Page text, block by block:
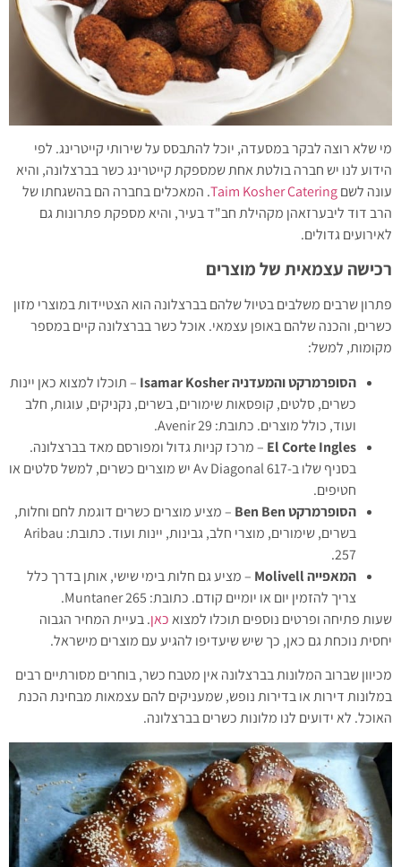
מי שלא רוצה לבקר במסעדה, יוכל להתבסס על שירותי קייטרינג. לפי
הידוע לנו יש חברה בולטת אחת שמספקת קייטרינג כשר בברצלונה, והיא
עונה לשםTaim Kosher Catering. המאכלים בחברה הם בהשגחתו של
הרב דוד ליבערזאהן מקהילת חב"ד בעיר, והיא מספקת פתרונות גם
לאירועים גדולים.
רכישה עצמאית של מוצרים
פתרון שרבים משלבים בטיול שלהם בברצלונה הוא הצטיידות במוצרי מזון
כשרים, והכנה שלהם באופן עצמאי. אוכל כשר בברצלונה קיים במספר
מקומות, למשל:
הסופרמרקט והמעדניה Isamar Kosher
– תוכלו למצוא כאן יינות
כשרים, סלטים, קופסאות שימורים, בשרים, נקניקים, עוגות, חלב
ועוד, כולל מוצרים. כתובת: Avenir 29.
El Corte Ingles – מרכז קניות גדול ומפורסם מאד בברצלונה.
בסניף שלו ב-Av Diagonal 617 יש מוצרים כשרים, למשל סלטים או
חטיפים.
הסופרמרקט Ben Ben
– מציע מוצרים כשרים דוגמת לחם וחלות,
בשרים, שימורים, מוצרי חלב, גבינות, יינות ועוד. כתובת: Aribau
257.
המאפייה Molivell
– מציע גם חלות בימי שישי, אותן בדרך כלל
צריך להזמין יום או יומיים קודם. כתובת: Muntaner 265.
שעות פתיחה ופרטים נוספים תוכלו למצואכאן. בעיית המחיר הגבוה
יחסית נוכחת גם כאן, כך שיש שיעדיפו להגיע עם מוצרים מישראל.
מכיוון שברוב המלונות בברצלונה אין מטבח כשר, בוחרים מסורתיים רבים
במלונות דירות או בדירות נופש, שמעניקים להם עצמאות מבחינת הכנת
האוכל. לא ידועים לנו מלונות כשרים בברצלונה.